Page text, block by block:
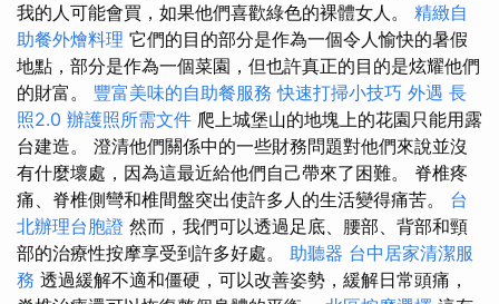
我的人可能會買，如果他們喜歡綠色的裸體女人。 精緻自
助餐外燴料理 它們的目的部分是作為一個令人愉快的暑假
地點，部分是作為一個菜園，但也許真正的目的是炫耀他們
的財富。 豐富美味的自助餐服務 快速打掃小技巧 外遇 長
照2.0 辦護照所需文件 爬上城堡山的地塊上的花園只能用露
台建造。 澄清他們關係中的一些財務問題對他們來說並沒
有什麼壞處，因為這最近給他們自己帶來了困難。 脊椎疼
痛、脊椎側彎和椎間盤突出使許多人的生活變得痛苦。 台
北辦理台胞證 然而，我們可以透過足底、腰部、背部和頸
部的治療性按摩享受到許多好處。 助聽器 台中居家清潔服
務 透過緩解不適和僵硬，可以改善姿勢，緩解日常頭痛，